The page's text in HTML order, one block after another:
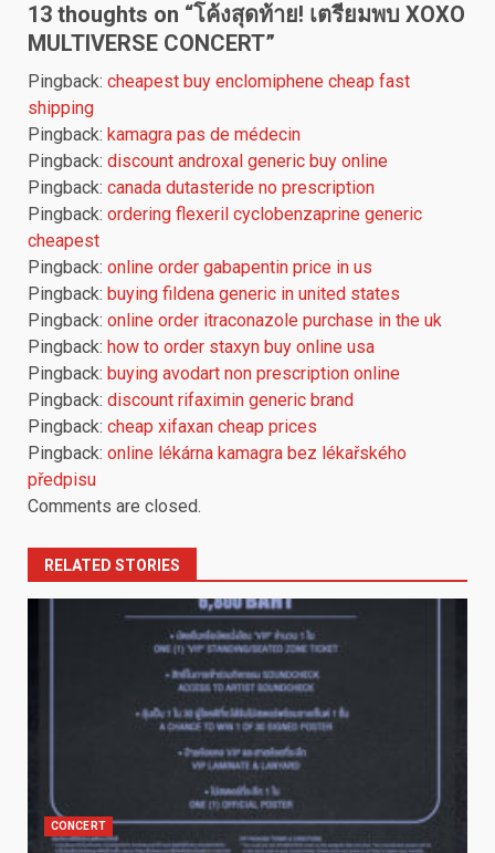
13 thoughts on “โค้งสุดท้าย! เตรียมพบ XOXO
MULTIVERSE CONCERT”
Pingback: cheapest buy enclomiphene cheap fast
shipping
Pingback: kamagra pas de médecin
Pingback: discount androxal generic buy online
Pingback: canada dutasteride no prescription
Pingback: ordering flexeril cyclobenzaprine generic
cheapest
Pingback: online order gabapentin price in us
Pingback: buying fildena generic in united states
Pingback: online order itraconazole purchase in the uk
Pingback: how to order staxyn buy online usa
Pingback: buying avodart non prescription online
Pingback: discount rifaximin generic brand
Pingback: cheap xifaxan cheap prices
Pingback: online lékárna kamagra bez lékařského
předpisu
Comments are closed.
RELATED STORIES
CONCERT